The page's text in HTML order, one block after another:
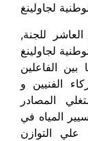
لجاولينغ
,إنعقد يوم السبت ١٨ مايو ٢٠٢٤ الإجتماع العاشر للجنة
لجاولينغ
الفاعلين
الفنيين و
المصادر
المياه في
علي التوازن